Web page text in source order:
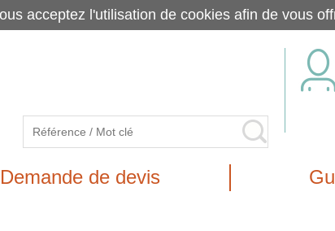
Demande de devis
acceptez l'utilisation de cookies afin de vous